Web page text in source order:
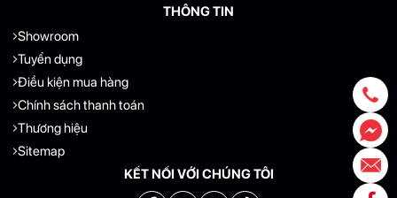
THÔNG TIN
Showroom
Tuyển dụng
Điều kiện mua hàng
Chính sách thanh toán
Thương hiệu
Sitemap
KẾT NỐI VỚI CHÚNG TÔI